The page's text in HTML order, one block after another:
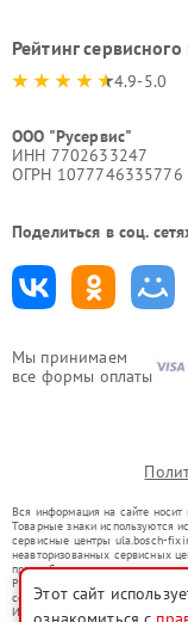
Мы принимаем
все формы оплаты
Рейтинг
4.9-5.0
ООО "Русервис"
ИНН 7702633247
ОГРН 1077746335776
Поделиться в соц.
Вся информация на сайте носит
Товарные знаки используются
сервисные центры ula.bosch-
неавторизованных сервисных
правообладателями товарных
Ремонт осуществляется для
со статьей 1487 ГК РФ.
Использование товарных
Этот сайт